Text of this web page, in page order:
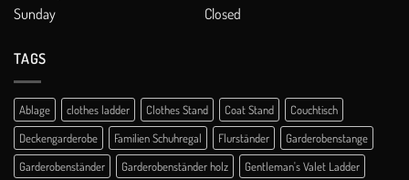
Sunday
Closed
TAGS
Ablage clothes ladder Clothes Stand Coat Stand
Couchtisch
Deckengarderobe
Familien Schuhregal Flurständer
Garderobenstange
Garderobenständer
Garderobenständer holz
Gentleman's Valet Ladder